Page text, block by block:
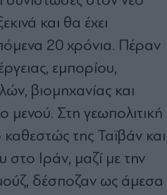
και θα έχει
20 χρόνια. Πέραν
εµπορίου,
βιοµηχανίας και
Στη γεωπολιτική
της Ταϊβάν και
Ιράν, µαζί µε την
δέσποζαν ως άµεσα